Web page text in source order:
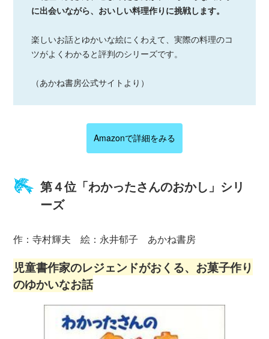
に出会いながら、おいしい料理作りに挑戦します。
楽しいお話とゆかいな絵にくわえて、実際の料理のコ
ツがよくわかると評判のシリーズです。
（あかね書房公式サイトより）
Amazonで詳細をみる
第４位「わかったさんのおかし」シリ
ーズ
作：寺村輝夫 絵：永井郁子 あかね書房
児童書作家のレジェンドがおくる、お菓子作り
のゆかいなお話